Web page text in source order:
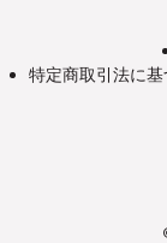
特定商取引法に